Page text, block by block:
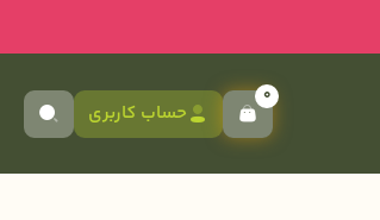
حساب کاربری
0